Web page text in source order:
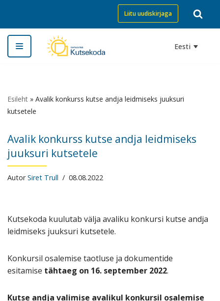
Skip
to
content
Liitu uudiskirjaga
Eesti
Esileht » Avalik konkurss kutse andja leidmiseks juuksuri
kutsetele
Avalik konkurss kutse andja leidmiseks
juuksuri kutsetele
AutorSiret Trull 08.08.2022
Kutsekoda kuulutab välja avaliku konkursi kutse andja
leidmiseks juuksuri kutsetele.
Konkursil osalemise taotluse ja dokumentide
esitamise tähtaeg on 16. september 2022.
Kutse andja valimise avalikul konkursil osalemise